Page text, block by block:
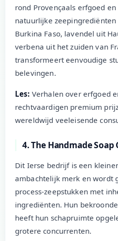
rond Provençaals erfgoed
natuurlijke
Burkina Faso, lavendel uit
verbena uit het zuiden van
transformeert eenvoudige
belevingen.
Les: Verhalen over erfgoed
rechtvaardigen premium
wereldwijd veeleisende
4. The Handmade
Dit Ierse bedrijf is een
ambachtelijk merk en wordt
process-zeepstukken met
ingrediënten. Hun
heeft hun schapruimte
grotere concurrenten.